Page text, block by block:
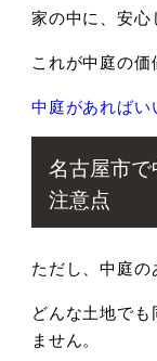
家の中に、安心
これが中庭の価
中庭があれば
名古屋市
注意点
ただし、中庭の
どんな土地で
ません。